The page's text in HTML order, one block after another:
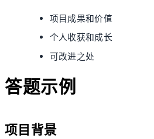
项目成果和价值
个人收获和成长
可改进之处
答题示例
项目背景